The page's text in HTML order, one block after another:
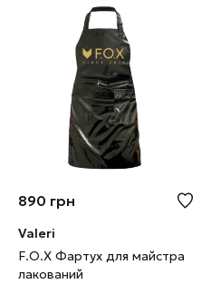
890 грн
Valeri
F.O.X Фартух для майстра
лакований